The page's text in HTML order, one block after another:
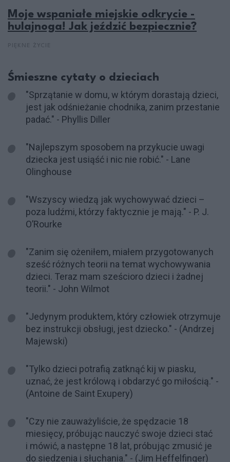
Moje wspaniałe miejskie odkrycie -
hulajnoga! Jak jeździć bezpiecznie?
Śmieszne cytaty o dzieciach
"Sprzątanie w domu, w którym dorastają dzieci,
jest jak odśnieżanie chodnika, zanim przestanie
padać." - Phyllis Diller
"Najlepszym sposobem na przykucie uwagi
dziecka jest usiąść i nic nie robić." - Lane
Olinghouse
"Wszyscy wiedzą jak wychowywać dzieci –
poza ludźmi, którzy faktycznie je mają." - P. J.
O’Rourke
"Zanim się ożeniłem, miałem przygotowanych
sześć różnych teorii na temat wychowywania
dzieci. Teraz mam sześcioro dzieci i żadnej
teorii." - John Wilmot
"Jedynym produktem, który człowiek otrzymuje
bez instrukcji obsługi, jest dziecko." - (Andrzej
Majewski)
"Tylko dzieci potrafią zatknąć kij w piasku,
uznać, że jest królową i obdarzyć go miłością." -
(Antoine de Saint Exupery)
"Czy nie zauważyliście, że spędzacie 18
miesięcy, próbując nauczyć swoje dzieci stać
i mówić, a następne 18 lat, próbując zmusić je
do siedzenia i słuchania." - (Jim Heffelfinger)